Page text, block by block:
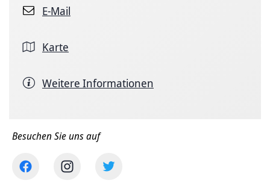
E-Mail
Karte
Weitere Informationen
Besuchen Sie uns auf